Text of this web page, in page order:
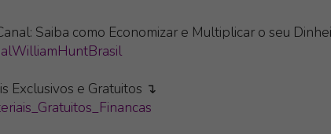
Saiba como Economizar e Multiplicar o seu
Exclusivos e Gratuitos ↴